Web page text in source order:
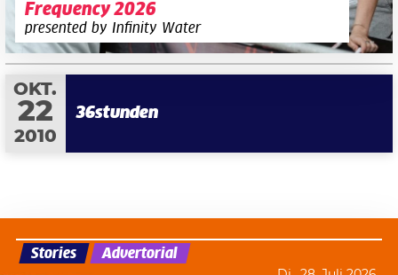
Frequency 2026
presented by Infinity Water
OKT.
22
2010
36stunden
Stories Advertorial